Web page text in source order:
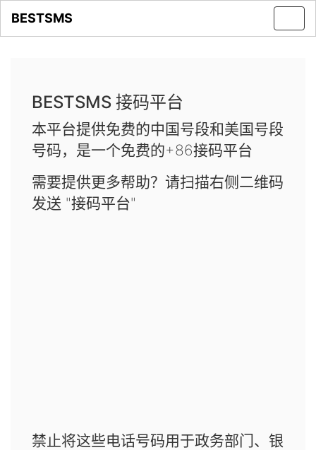
BESTSMS
BESTSMS 接码平台
本平台提供免费的中国号段和美国号段
号码，是一个免费的+86接码平台
需要提供更多帮助？请扫描右侧二维码
发送 "接码平台"
禁止将这些电话号码用于政务部门、银